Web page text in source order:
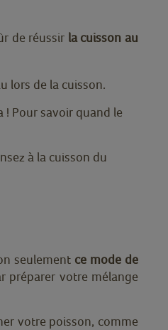
de réussir la cuisson au
lors de la cuisson.
! Pour savoir quand le
à la cuisson du
seulement ce mode de
préparer votre mélange
votre poisson, comme